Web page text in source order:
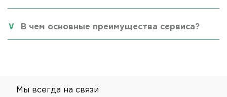
В чем основные преимущества сервиса?
Мы всегда на связи